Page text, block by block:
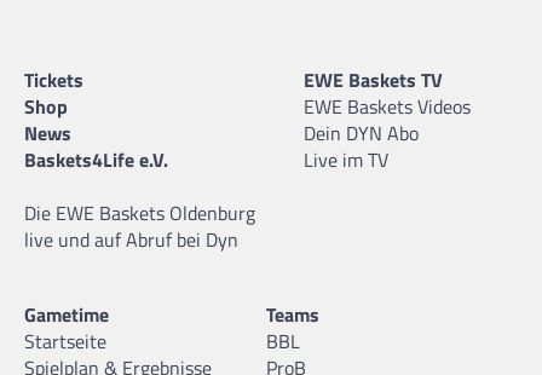
Tickets
Shop
News
Baskets4Life e.V.
Die EWE Baskets Oldenburg
live und auf Abruf bei Dyn
EWE Baskets TV
EWE Baskets Videos
Dein DYN Abo
Live im TV
Gametime
Startseite
Spielplan & Ergebnisse
Teams
BBL
ProB